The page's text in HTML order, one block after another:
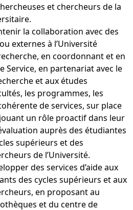
et chercheurs de la
la collaboration avec des
externes à l’Université
en coordonnant et en
Service, en partenariat avec le
et aux études
les programmes, les
de services, sur place
un rôle proactif dans leur
auprès des étudiantes
supérieurs et des
de l’Université.
des services d’aide aux
des cycles supérieurs et aux
en proposant au
et du centre de